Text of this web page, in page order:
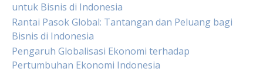
untuk Bisnis di Indonesia
Rantai Pasok Global: Tantangan dan Peluang bagi
Bisnis di Indonesia
Pengaruh Globalisasi Ekonomi terhadap
Pertumbuhan Ekonomi Indonesia